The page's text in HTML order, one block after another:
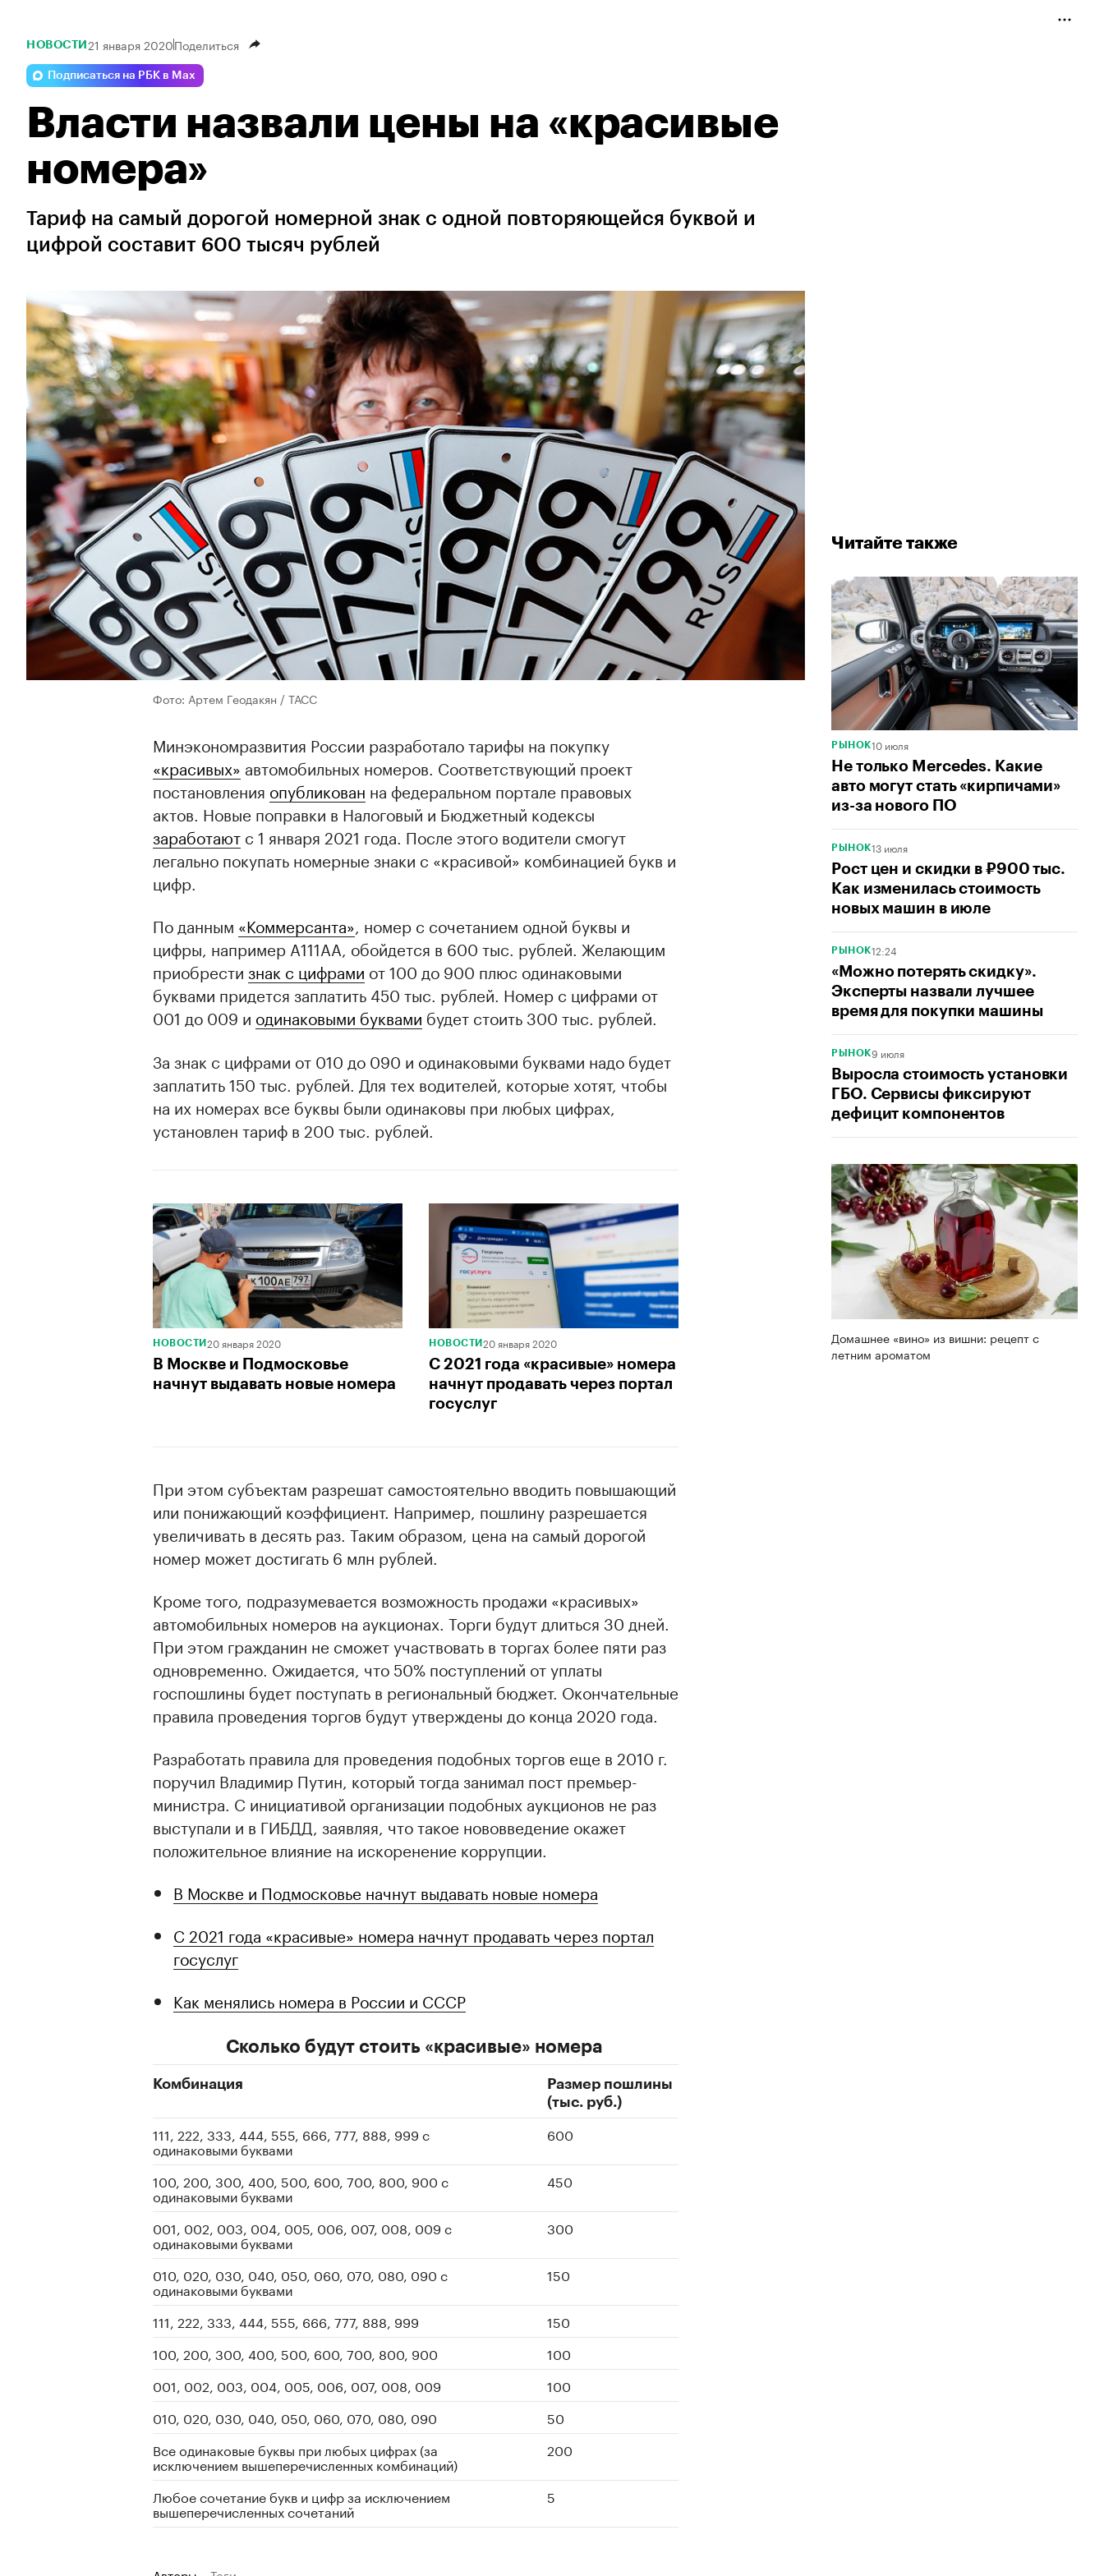
Читайте также
РЫНОК10 июля
Не только Mercedes. Какие
авто могут стать «кирпичами»
из-за нового ПО
РЫНОК13 июля
Рост цен и скидки в ₽900 тыс.
Как изменилась стоимость
новых машин в июле
РЫНОК12:24
«Можно потерять скидку».
Эксперты назвали лучшее
время для покупки машины
РЫНОК9 июля
Выросла стоимость установки
ГБО. Сервисы фиксируют
дефицит компонентов
Домашнее «вино» из вишни: рецепт с
летним ароматом
НОВОСТИ 21 января 2020Поделиться
Подписаться на РБК в Max
Власти назвали цены на «красивые
номера»
Тариф на самый дорогой номерной знак с одной повторяющейся буквой и
цифрой составит 600 тысяч рублей
Фото: Артем Геодакян / ТАСС
Минэкономразвития России разработало тарифы на покупку
«красивых» автомобильных номеров. Соответствующий проект
постановления опубликован на федеральном портале правовых
актов. Новые поправки в Налоговый и Бюджетный кодексы
заработают с 1 января 2021 года. После этого водители смогут
легально покупать номерные знаки с «красивой» комбинацией букв и
цифр.
По данным «Коммерсанта», номер с сочетанием одной буквы и
цифры, например А111АА, обойдется в 600 тыс. рублей. Желающим
приобрести знак с цифрами от 100 до 900 плюс одинаковыми
буквами придется заплатить 450 тыс. рублей. Номер с цифрами от
001 до 009 и одинаковыми буквами будет стоить 300 тыс. рублей.
00:00 / 00:00
За знак с цифрами от 010 до 090 и одинаковыми буквами надо будет
заплатить 150 тыс. рублей. Для тех водителей, которые хотят, чтобы
на их номерах все буквы были одинаковы при любых цифрах,
установлен тариф в 200 тыс. рублей.
НОВОСТИ 20 января 2020
В Москве и Подмосковье
начнут выдавать новые номера
НОВОСТИ 20 января 2020
С 2021 года «красивые» номера
начнут продавать через портал
госуслуг
При этом субъектам разрешат самостоятельно вводить повышающий
или понижающий коэффициент. Например, пошлину разрешается
увеличивать в десять раз. Таким образом, цена на самый дорогой
номер может достигать 6 млн рублей.
Кроме того, подразумевается возможность продажи «красивых»
автомобильных номеров на аукционах. Торги будут длиться 30 дней.
При этом гражданин не сможет участвовать в торгах более пяти раз
одновременно. Ожидается, что 50% поступлений от уплаты
госпошлины будет поступать в региональный бюджет. Окончательные
правила проведения торгов будут утверждены до конца 2020 года.
Разработать правила для проведения подобных торгов еще в 2010 г.
поручил Владимир Путин, который тогда занимал пост премьер-
министра. С инициативой организации подобных аукционов не раз
выступали и в ГИБДД, заявляя, что такое нововведение окажет
положительное влияние на искоренение коррупции.
В Москве и Подмосковье начнут выдавать новые номера
С 2021 года «красивые» номера начнут продавать через портал
госуслуг
Как менялись номера в России и СССР
Сколько будут стоить «красивые» номера
Комбинация
Размер пошлины
(тыс. руб.)
111, 222, 333, 444, 555, 666, 777, 888, 999 с
одинаковыми буквами
600
100, 200, 300, 400, 500, 600, 700, 800, 900 с
одинаковыми буквами
450
001, 002, 003, 004, 005, 006, 007, 008, 009 с
одинаковыми буквами
300
010, 020, 030, 040, 050, 060, 070, 080, 090 с
одинаковыми буквами
150
111, 222, 333, 444, 555, 666, 777, 888, 999
150
100, 200, 300, 400, 500, 600, 700, 800, 900
100
001, 002, 003, 004, 005, 006, 007, 008, 009
100
010, 020, 030, 040, 050, 060, 070, 080, 090
50
Все одинаковые буквы при любых цифрах (за
исключением вышеперечисленных комбинаций)
200
Любое сочетание букв и цифр за исключением
вышеперечисленных сочетаний
5